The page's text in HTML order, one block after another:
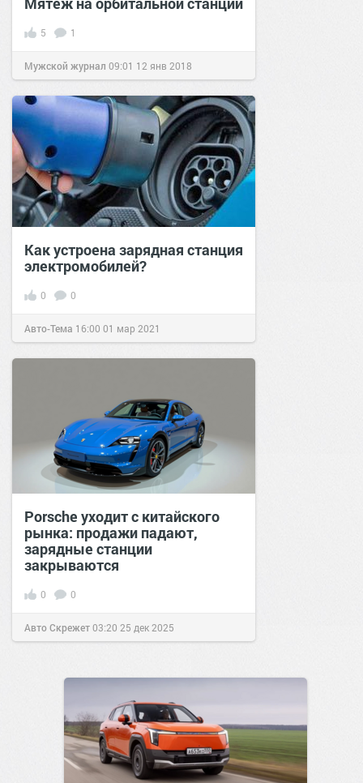
5 1
Мужской журнал 09:01 12 янв 2018
Как устроена зарядная станция
электромобилей?
0 0
Авто-Тема 16:00 01 мар 2021
Porsche уходит с китайского
рынка: продажи падают,
зарядные станции
закрываются
0 0
Авто Скрежет03:20 25 дек 2025